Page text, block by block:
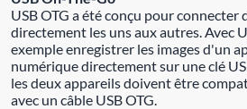
USB OTG a été conçu pour connecter
directement les uns aux autres. Avec
exemple enregistrer les images d'un
numérique directement sur une clé
les deux appareils doivent être
avec un câble USB OTG.